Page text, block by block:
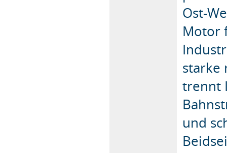
Ost-
Motor
starke
trennt
und